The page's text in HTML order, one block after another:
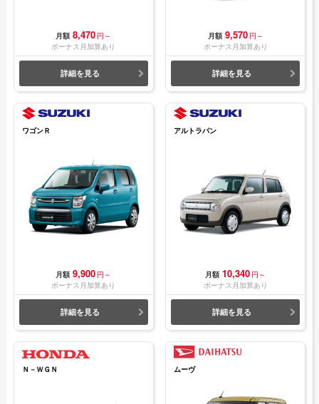
月額 8,470 円～
ボーナス月加算あり
詳細を見る
月額 9,570 円～
ボーナス月加算あり
詳細を見る
ワゴンＲ
月額 9,900 円～
ボーナス月加算あり
詳細を見る
アルトラパン
月額 10,340 円～
ボーナス月加算あり
詳細を見る
Ｎ－ＷＧＮ ムーヴ